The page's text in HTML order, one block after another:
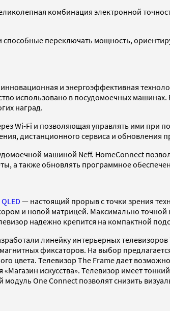
комбинация электронной
переключать мощность,
и энергоэффективная
использовано в посудомоечных
наград.
Wi-Fi и позволяющая управлять ими при
дистанционного сервиса и обновления
машиной Neff. HomeConnect
а также обновлять программное
— настоящий прорыв с точки зрения
и новой матрицей. Максимально точной
надежно крепится на компактной
линейку интерьерных
фиксаторов. На выбор
цвета. Телевизор The Frame дает
искусства». Телевизор имеет
One Connect позволят снизить